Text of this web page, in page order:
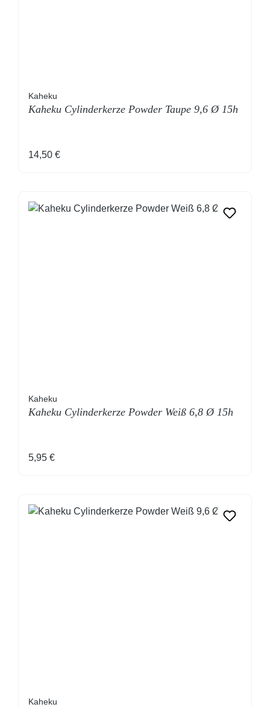
Kaheku
Kaheku Cylinderkerze Powder Taupe 9,6 Ø 15h
Regulärer Preis:
14,50 €
Kaheku
Kaheku Cylinderkerze Powder Weiß 6,8 Ø 15h
Regulärer Preis:
5,95 €
Kaheku